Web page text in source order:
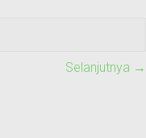
Selanjutnya →